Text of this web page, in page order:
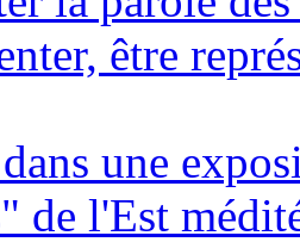
être
une
de l'Est